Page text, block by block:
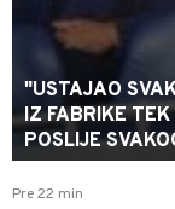
"USTAJAO
IZ FABRIKE TEK
POSLIJE
Pre 22 min